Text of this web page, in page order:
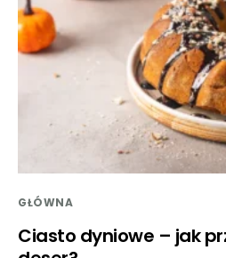
GŁÓWNA
Ciasto dyniowe – jak